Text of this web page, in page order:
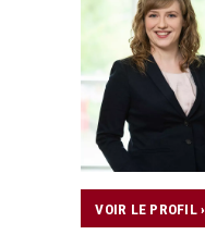
VOIR LE PROFIL ›